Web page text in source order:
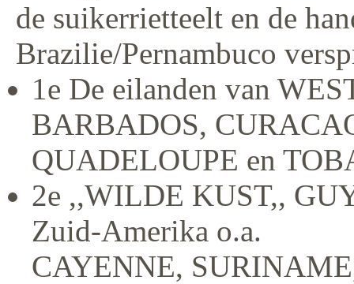
de suikerrietteelt en de
Brazilie/Pernambuco
1e De eilanden van
BARBADOS,
QUADELOUPE en
2e ,,WILDE KUST,,
Zuid-Amerika o.a.
CAYENNE,